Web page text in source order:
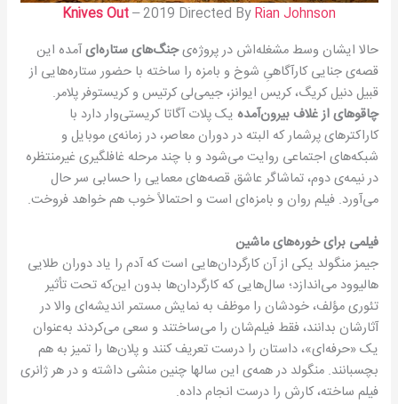
Knives Out– 2019 Directed ByRian Johnson
حالا ایشان وسط مشغله‌اش در پروژه‌یجنگ‌های ستاره‌ایآمده این
قصه‌ی جنایی کارآگاهیِ شوخ و بامزه را ساخته با حضور ستاره‌هایی از
قبیل دنیل کریگ، کریس ایوانز، جیمی‌لی کرتیس و کریستوفر پلامر.
چاقوهای از غلاف بیرون‌آمده یک پلات آگاتا کریستی‌وار دارد با
کاراکترهای پرشمار که البته در دوران معاصر، در زمانه‌ی موبایل و
شبکه‌های اجتماعی روایت می‌شود و با چند مرحله غافلگیری غیرمنتظره
در نیمه‌ی دوم، تماشاگر عاشق قصه‌های معمایی را حسابی سر حال
می‌آورد. فیلم روان و بامزه‌ای است و احتمالاً خوب هم خواهد فروخت.
فیلمی برای خوره‌های ماشین
جیمز منگولد یکی از آن کارگردان‌هایی است که آدم را یاد دوران طلایی
هالیوود می‌اندازد؛ سال‌هایی که کارگردان‌ها بدون این‌که تحت تأثیر
تئوری مؤلف، خودشان را موظف به نمایش مستمر اندیشه‌ا‌ی والا در
آثارشان بدانند، فقط فیلم‌شان را می‌ساختند و سعی می‌کردند به‌عنوان
یک «حرفه‌ای»، داستان را درست تعریف کنند و پلان‌ها را تمیز به هم
بچسبانند. منگولد در همه‌ی این سالها چنین منشی داشته و در هر ژانری
فیلم ساخته، کارش را درست انجام داده.